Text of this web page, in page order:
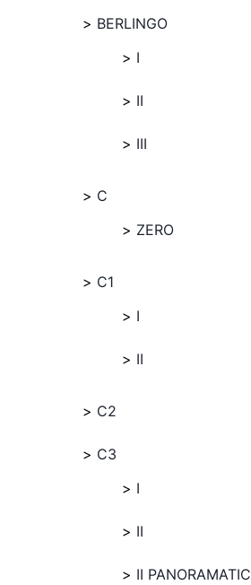
BERLINGO
I
II
III
C
ZERO
C1
I
II
C2
C3
I
II
II PANORAMATIC